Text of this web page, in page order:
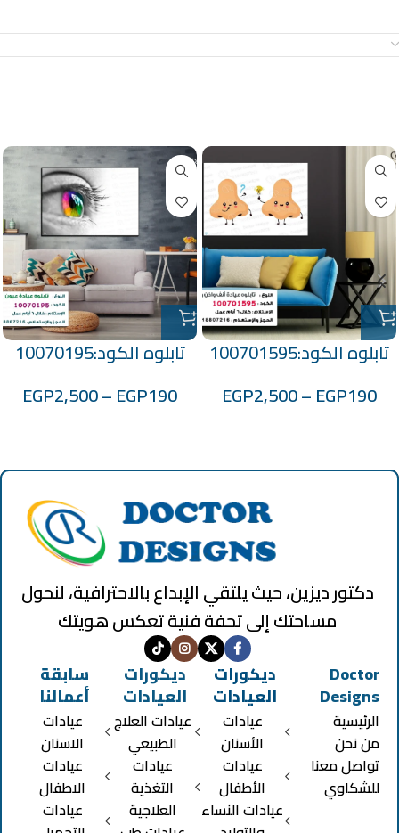
تابلوه الكود:100701595
EGP190
–
EGP2,500
تابلوه الكود:10070195
EGP190
–
EGP2,500
دكتور ديزين، حيث يلتقي الإبداع بالاحترافية، لنحول
مساحتك إلى تحفة فنية تعكس هويتك
Doctor
Designs
الرئيسية
من نحن
تواصل معنا
للشكاوي
ديكورات
العيادات
عيادات
الأسنان
عيادات
الأطفال
عيادات النساء
ديكورات
العيادات
عيادات العلاج
الطبيعي
عيادات
التغذية
العلاجية
سابقة
أعمالنا
عيادات
الاسنان
عيادات
الاطفال
عيادات